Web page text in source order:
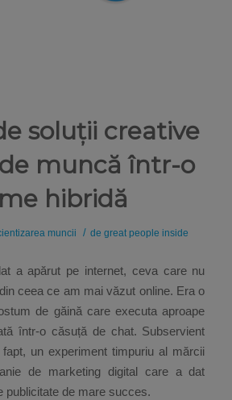
soluții creative
muncă într-o
hibridă
muncii / degreat people inside
a apărut pe internet, ceva care nu
ceea ce am mai văzut online. Era o
de găină care executa aproape
într-o căsuță de chat. Subservient
un experiment timpuriu al mărcii
de marketing digital care a dat
publicitate de mare succes.